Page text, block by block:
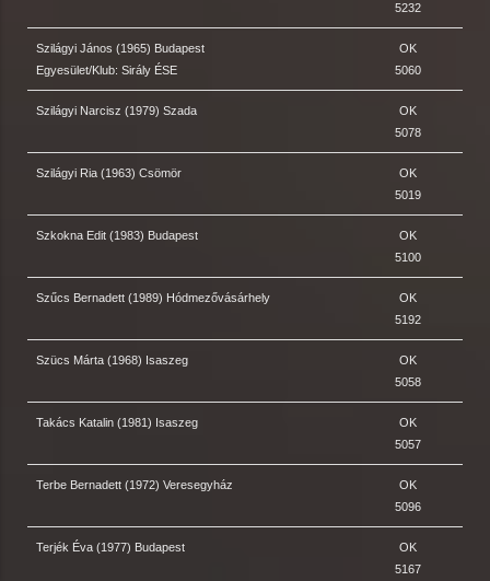
5232
Szilágyi János (1965) Budapest
Egyesület/Klub: Sirály ÉSE
OK
5060
Szilágyi Narcisz (1979) Szada
OK
5078
Szilágyi Ria (1963) Csömör
OK
5019
Szkokna Edit (1983) Budapest
OK
5100
Szűcs Bernadett (1989) Hódmezővásárhely
OK
5192
Szücs Márta (1968) Isaszeg
OK
5058
Takács Katalin (1981) Isaszeg
OK
5057
Terbe Bernadett (1972) Veresegyház
OK
5096
Terjék Éva (1977) Budapest
OK
5167